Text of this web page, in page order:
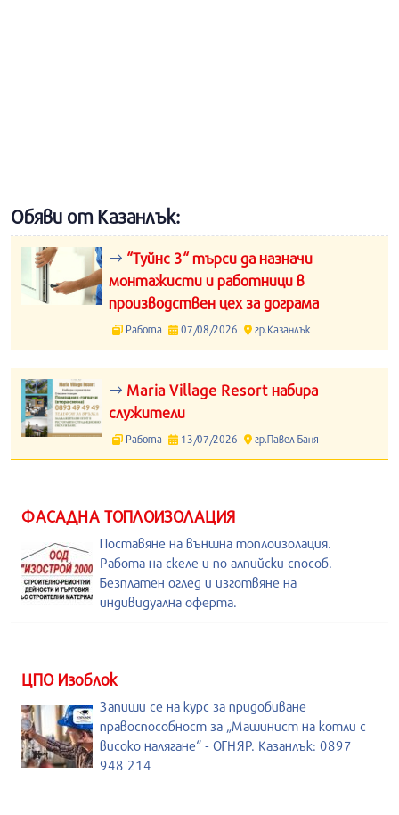
Обяви от Казанлък:
“Туйнс 3“ търси да назначи
монтажисти и работници в
производствен цех за дограма
Работа 07/08/2026 гр.Казанлък
Maria Village Resort набира
служители
Работа 13/07/2026 гр.Павел Баня
ФАСАДНА ТОПЛОИЗОЛАЦИЯ
Поставяне на външна топлоизолация.
Работа на скеле и по алпийски способ.
Безплатен оглед и изготвяне на
индивидуална оферта.
ЦПО Изоблок
Запиши се на курс за придобиване
правоспособност за „Машинист на котли с
високо налягане“ - ОГНЯР. Казанлък: 0897
948 214